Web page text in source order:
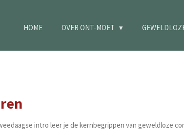
HOME OVER ONT-MOET
intro leer je de kernbegrippen van geweldloze